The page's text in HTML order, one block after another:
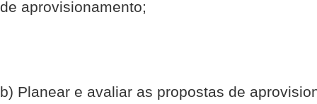
de aprovisionamento;
b) Planear e avaliar as propostas de